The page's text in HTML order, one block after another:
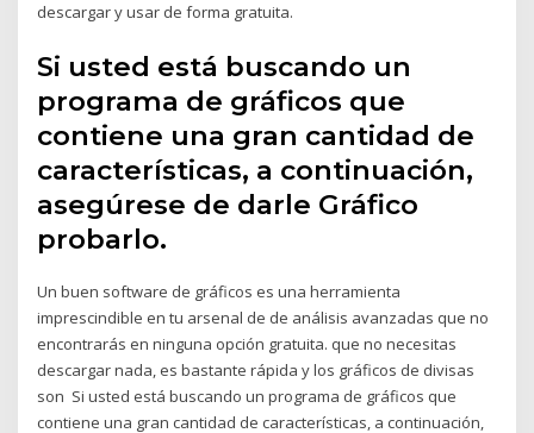
descargar y usar de forma gratuita.
Si usted está buscando un
programa de gráficos que
contiene una gran cantidad de
características, a continuación,
asegúrese de darle Gráfico
probarlo.
Un buen software de gráficos es una herramienta
imprescindible en tu arsenal de de análisis avanzadas que no
encontrarás en ninguna opción gratuita. que no necesitas
descargar nada, es bastante rápida y los gráficos de divisas
son Si usted está buscando un programa de gráficos que
contiene una gran cantidad de características, a continuación,